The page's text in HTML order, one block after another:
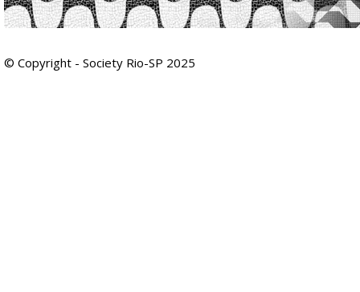
© Copyright - Society Rio-SP 2025